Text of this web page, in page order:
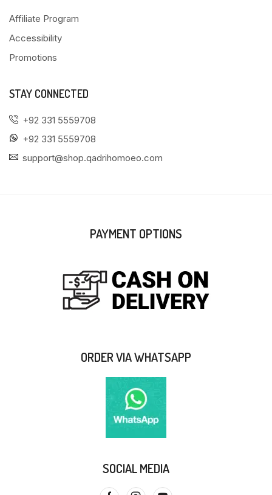
Affiliate Program
Accessibility
Promotions
STAY CONNECTED
+92 331 5559708
+92 331 5559708
support@shop.qadrihomoeo.com
PAYMENT OPTIONS
ORDER VIA WHATSAPP
SOCIAL MEDIA